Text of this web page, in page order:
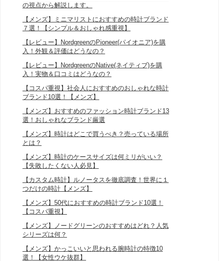
の視点から解説します。
【メンズ】ミニマリストにおすすめの時計ブランド
７選！【シンプル＆おしゃれ感重視】
【レビュー】NordgreenのPioneer(パイオニア)を購
入！外観＆評価はどうなの？
【レビュー】NordgreenのNative(ネイティブ)を購
入！実物＆口コミはどうなの？
【コスパ重視】社会人におすすめのおしゃれな時計
ブランド10選！【メンズ】
【メンズ】おすすめのファッション時計ブランド13
選！おしゃれなブランド厳選
【メンズ】時計はどこで買うべき？売っている場所
とは？
【メンズ】時計のケースサイズは何ミリがいい？
【失敗したくない人必見】
【カスタム時計】ルノータスを徹底調査！世界に１
つだけの時計【メンズ】
【メンズ】50代におすすめの時計ブランド10選！
【コスパ重視】
【メンズ】ノードグリーンのおすすめはどれ？人気
シリーズは何？
【メンズ】かっこいいと思われる腕時計の特徴10
選！【女性ウケ抜群】